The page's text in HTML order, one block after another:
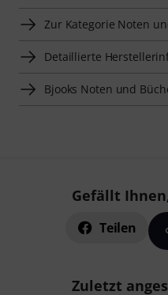
Zur Kategorie Noten
Detaillierte
Bjooks Noten und
Gefällt
Teilen
Zuletzt